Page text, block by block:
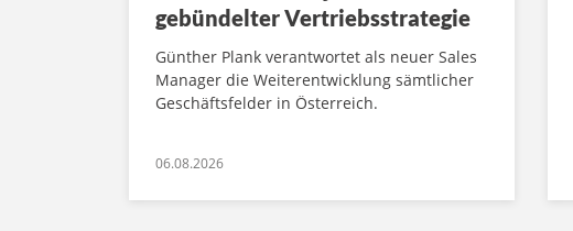
gebündelter Vertriebsstrategie
Günther Plank verantwortet als neuer Sales
Manager die Weiterentwicklung sämtlicher
Geschäftsfelder in Österreich.
06.08.2026